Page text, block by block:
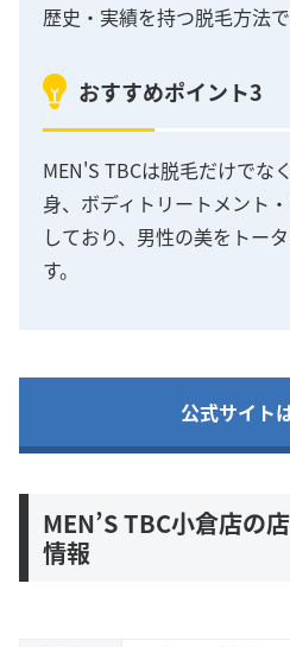
歴史・実績を持つ脱毛方法で
おすすめポイント3
MEN'S TBCは脱毛だけでな
身、ボディトリートメント
しており、男性の美をトー
す。
公式サイト
MEN’S TBC小倉店の
情報